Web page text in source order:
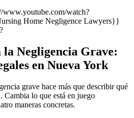
watch?
Home Negligence Lawyers}}
Negligencia Grave:
en Nueva York
grave hace más que describir qué
Cambia lo que está en juego
maneras concretas.